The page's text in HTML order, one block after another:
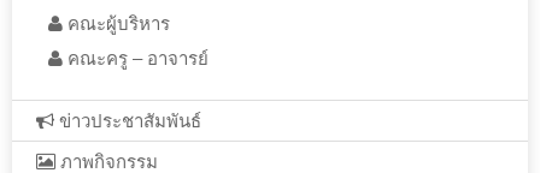
คณะผู้บริหาร
คณะครู – อาจารย์
ข่าวประชาสัมพันธ์
ภาพกิจกรรม